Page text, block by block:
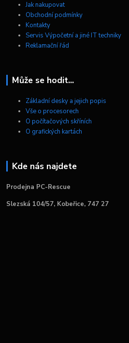
Jak nakupovat
Obchodní podmínky
Kontakty
Servis Výpočetní a jiné IT techniky
Reklamační řád
Může se hodit...
Základní desky a jejich popis
Vše o procesorech
O počítačových skříních
O grafických kartách
Kde nás najdete
Prodejna PC-Rescue
Slezská 104/57, Kobeřice, 747 27